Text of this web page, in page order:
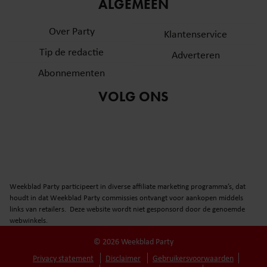
partners kunnen deze gegevens combineren met andere
verzameld op basis van uw gebruik van hun services. U
gaat akkoord met onze cookies als u onze website blijft
ALGEMEEN
Over Party
Tip de redactie
Abonnementen
Klantenservice
Adverteren
VOLG ONS
Weekblad Party participeert in diverse affiliate marketing programma’s, dat
houdt in dat Weekblad Party commissies ontvangt voor aankopen middels
links van retailers. Deze website wordt niet gesponsord door de genoemde
webwinkels.
© 2026 Weekblad Party
Privacy statement
Disclaimer
Gebruikersvoorwaarden